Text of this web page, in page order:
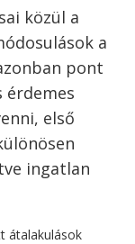
közül a
a
pont
érdemes
első
ingatlan
átalakulások